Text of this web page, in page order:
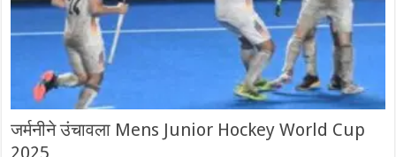
जर्मनीने उंचावला Mens Junior Hockey World Cup